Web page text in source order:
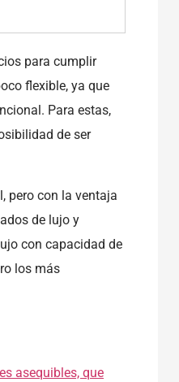
para cumplir
flexible, ya que
Para estas,
de ser
pero con la ventaja
de lujo y
con capacidad de
los más
asequibles, que